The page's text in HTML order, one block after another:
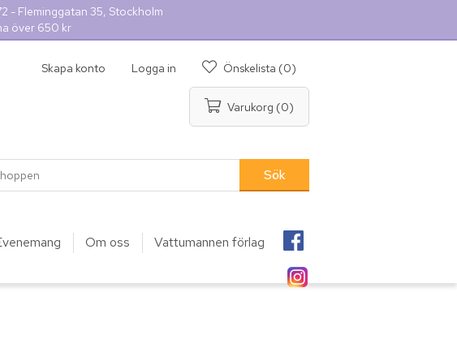
- Fleminggatan 35, Stockholm
över 650 kr
Skapa konto Logga in Önskelista (0)
Varukorg (0)
Om oss Vattumannen förlag